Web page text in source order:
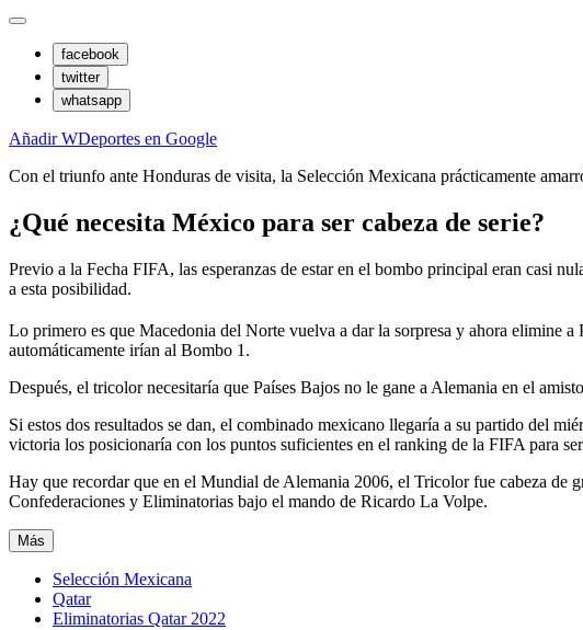
facebook
twitter
whatsapp
Añadir WDeportes en Google
Con el triunfo ante Honduras de visita, la Selección Mexicana prácticamente
¿Qué necesita México para ser cabeza de serie?
Previo a la Fecha FIFA, las esperanzas de estar en el bombo principal eran casi
a esta posibilidad.
Lo primero es que Macedonia del Norte vuelva a dar la sorpresa y ahora elimine
automáticamente irían al Bombo 1.
Después, el tricolor necesitaría que Países Bajos no le gane a Alemania en el
Si estos dos resultados se dan, el combinado mexicano llegaría a su partido del
victoria los posicionaría con los puntos suficientes en el ranking de la FIFA para
Hay que recordar que en el Mundial de Alemania 2006, el Tricolor fue cabeza de
Confederaciones y Eliminatorias bajo el mando de Ricardo La Volpe.
Más
Selección Mexicana
Qatar
Eliminatorias Qatar 2022